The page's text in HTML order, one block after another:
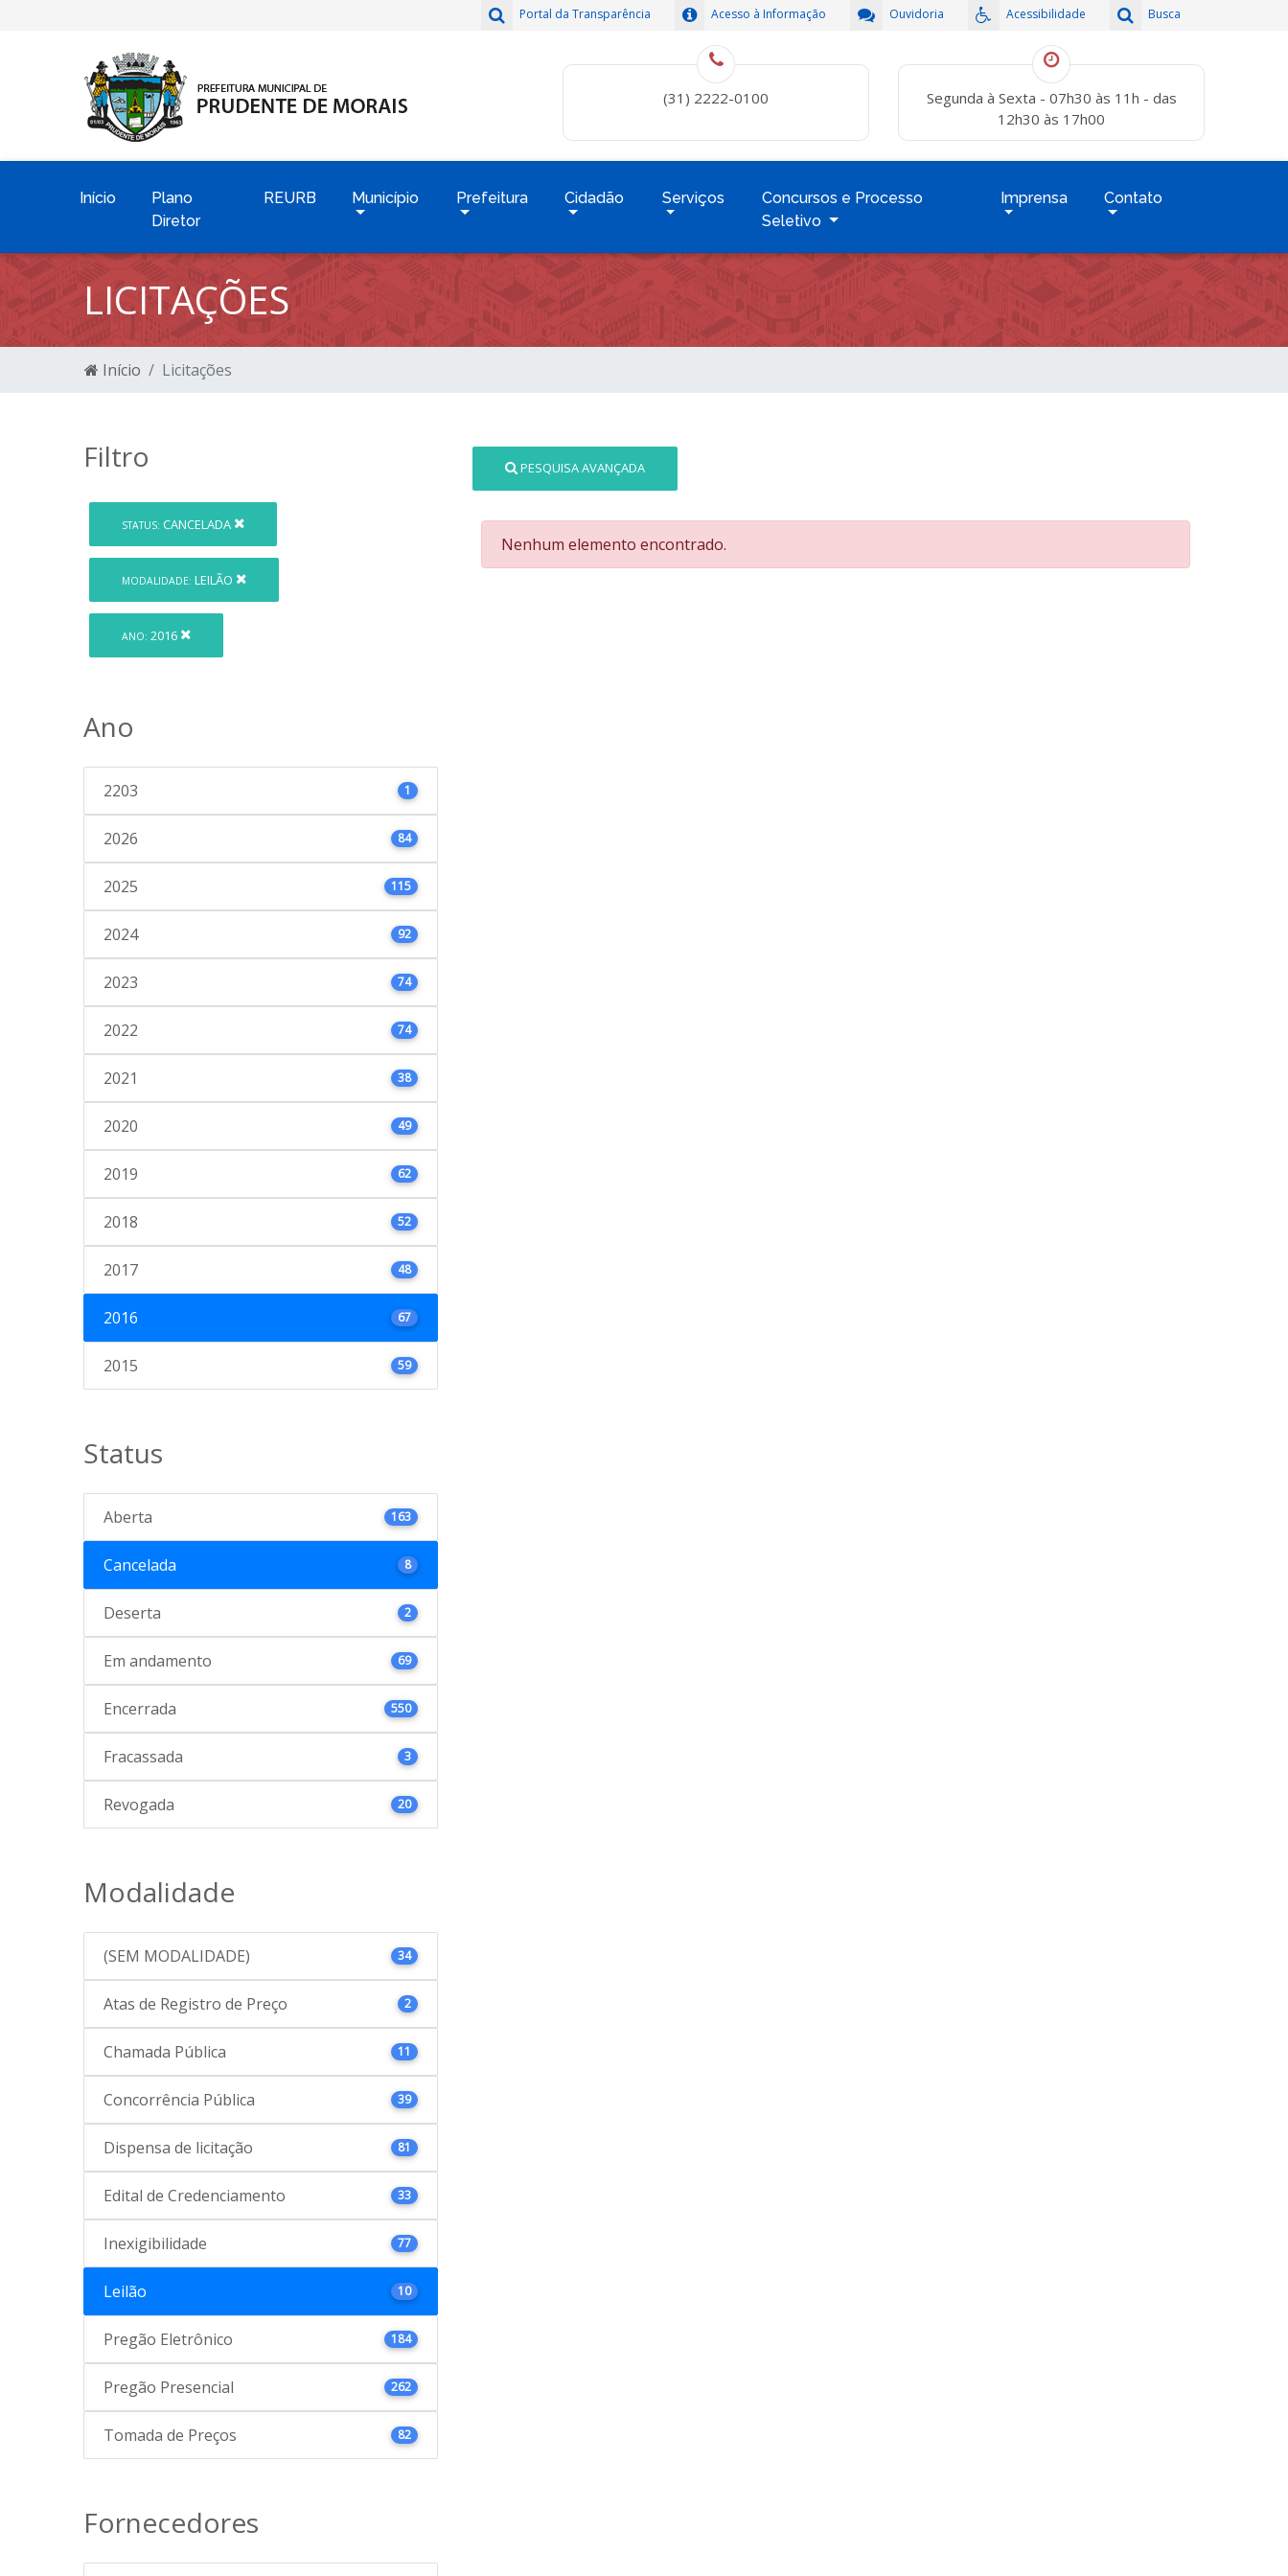
Busca
Acessibilidade
Ouvidoria
Acesso à Informação
Portal da Transparência
(31) 2222-0100
Segunda à Sexta - 07h30 às 11h - das
12h30 às 17h00
Início
Plano
Diretor
REURB Município Prefeitura Cidadão Serviços
Concursos e Processo
Seletivo
Imprensa Contato
LICITAÇÕES
Início Licitações
Filtro
STATUS: CANCELADA
MODALIDADE: LEILÃO
ANO: 2016
Ano
2203 1
2026 84
2025 115
2024 92
2023 74
2022 74
2021 38
2020 49
2019 62
2018 52
2017 48
2016 67
2015 59
Status
Aberta 163
Cancelada 8
Deserta 2
Em andamento 69
Encerrada 550
Fracassada 3
Revogada 20
Modalidade
(SEM MODALIDADE) 34
Atas de Registro de Preço 2
Chamada Pública 11
Concorrência Pública 39
Dispensa de licitação 81
Edital de Credenciamento 33
Inexigibilidade 77
Leilão 10
Pregão Eletrônico 184
Pregão Presencial 262
Tomada de Preços 82
Fornecedores
PESQUISA AVANÇADA
Nenhum elemento encontrado.